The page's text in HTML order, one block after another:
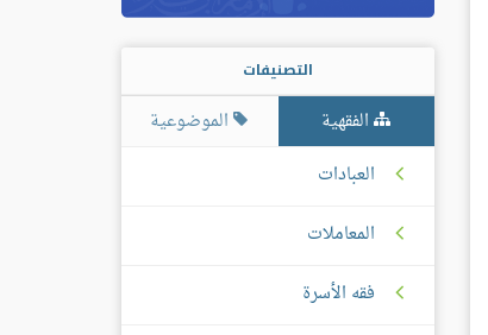
التصنيفات
الفقهية
الموضوعية
العبادات
المعاملات
فقه الأسرة